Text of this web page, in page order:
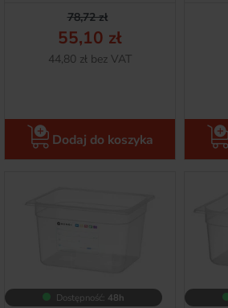
Cena podstawowa
78,72 zł
Cena
55,10 zł
Netto
44,80 zł bez VAT
Dodaj do koszyka
Dostępność: 48h